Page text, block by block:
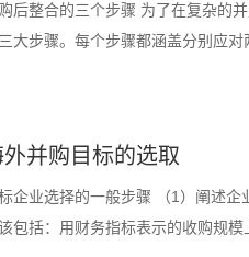
后整合的三个步骤 为了在复杂的
大步骤。每个步骤都涵盖分别应
外并购目标的选取
企业选择的一般步骤 （1）阐述
包括：用财务指标表示的收购规